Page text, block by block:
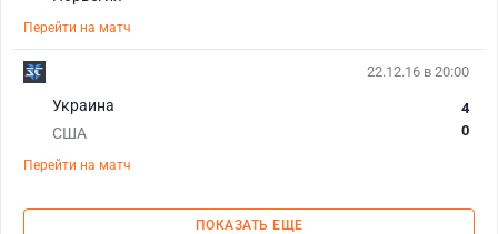
Перейти на матч
22.12.16 в 20:00
Украина
США
4
0
Перейти на матч
ПОКАЗАТЬ ЕЩЕ